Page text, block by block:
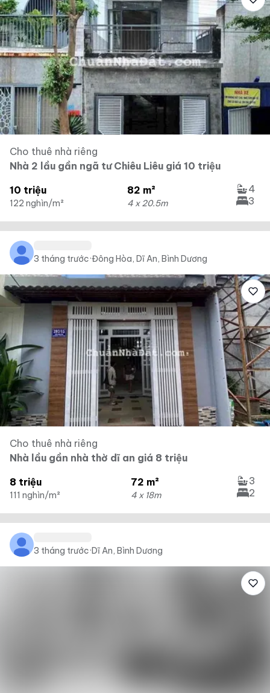
Cho thuê nhà riêng
Nhà 2 lầu gần ngã tư Chiêu Liêu giá 10 triệu
10 triệu
122 nghìn/m²
82 m²
4 x 20.5m
4
3
3 tháng trước·Đông Hòa, Dĩ An, Bình Dương
Cho thuê nhà riêng
Nhà lầu gần nhà thờ dĩ an giá 8 triệu
8 triệu
111 nghìn/m²
72 m²
4 x 18m
3
2
3 tháng trước·Dĩ An, Bình Dương